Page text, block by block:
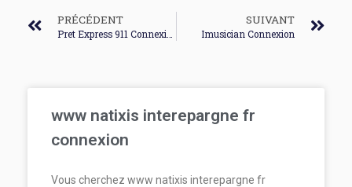
PRÉCÉDENT SUIVANT
Imusician Connexion
www natixis interepargne fr
connexion
Vous cherchez www natixis interepargne fr